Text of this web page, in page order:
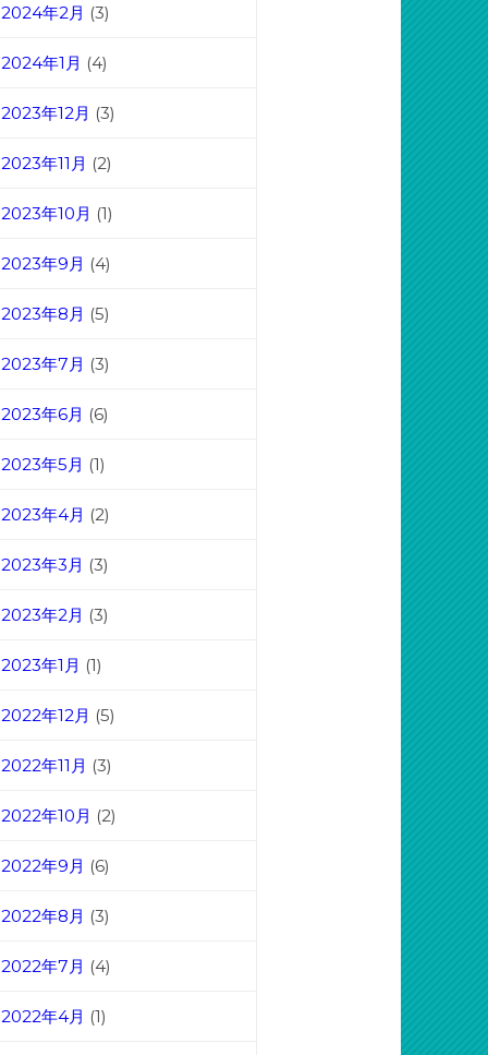
2024年2月 (3)
2024年1月 (4)
2023年12月 (3)
2023年11月 (2)
2023年10月 (1)
2023年9月 (4)
2023年8月 (5)
2023年7月 (3)
2023年6月 (6)
2023年5月 (1)
2023年4月 (2)
2023年3月 (3)
2023年2月 (3)
2023年1月 (1)
2022年12月 (5)
2022年11月 (3)
2022年10月 (2)
2022年9月 (6)
2022年8月 (3)
2022年7月 (4)
2022年4月 (1)